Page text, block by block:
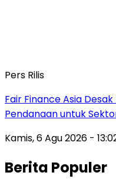
Pers Rilis
Fair Finance Asia
Pendanaan untuk
Kamis, 6 Agu 2026 -
Berita Populer